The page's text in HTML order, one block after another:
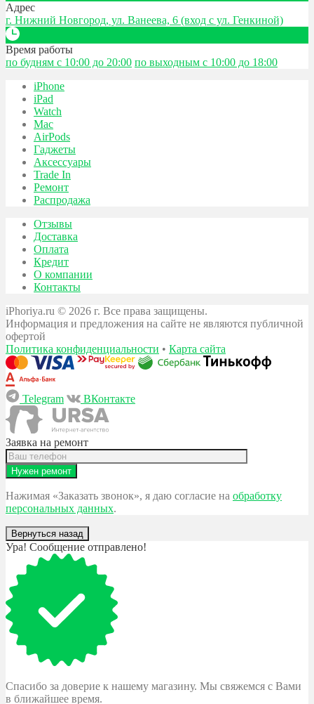
Адрес
г. Нижний Новгород, ул. Ванеева, 6 (вход с ул. Генкиной)
Время работы
по будням с 10:00 до 20:00 по выходным с 10:00 до 18:00
iPhone
iPad
Watch
Mac
AirPods
Гаджеты
Аксессуары
Trade In
Ремонт
Распродажа
Отзывы
Доставка
Оплата
Кредит
О компании
Контакты
iPhoriya.ru © 2026 г. Все права защищены.
Информация и предложения на сайте не являются публичной
офертой
Политика конфиденциальности • Карта сайта
Telegram ВКонтакте
Заявка на ремонт
Нажимая «Заказать звонок», я даю согласие на обработку
персональных данных.
Вернуться назад
Ура! Сообщение отправлено!
Спасибо за доверие к нашему магазину. Мы свяжемся с Вами
в ближайшее время.